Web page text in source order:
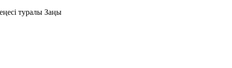
туралы Заңы